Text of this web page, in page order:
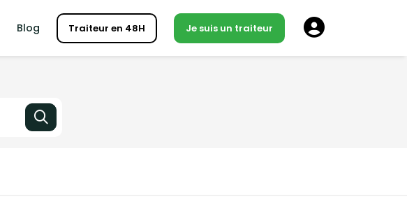
Blog Traiteur en 48H Je suis un traiteur